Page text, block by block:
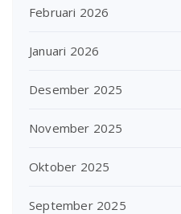
Februari 2026
Januari 2026
Desember 2025
November 2025
Oktober 2025
September 2025